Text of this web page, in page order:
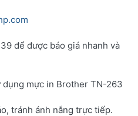
để được báo giá nhanh và
mực in Brother TN-263
tránh ánh nắng trực tiếp.